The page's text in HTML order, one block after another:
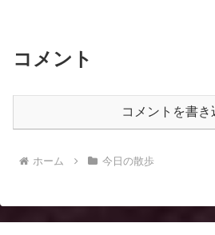
コメント
コメントを書き
ホーム 今日の散歩